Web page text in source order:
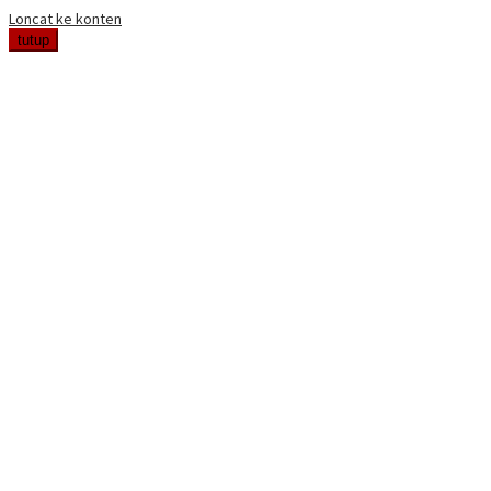
Loncat ke konten
tutup